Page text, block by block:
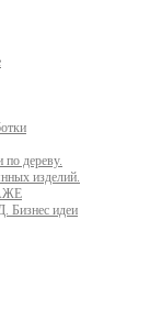
по дереву.
изделий.
идеи